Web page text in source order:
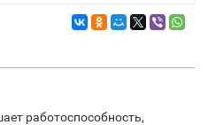
работоспособность,